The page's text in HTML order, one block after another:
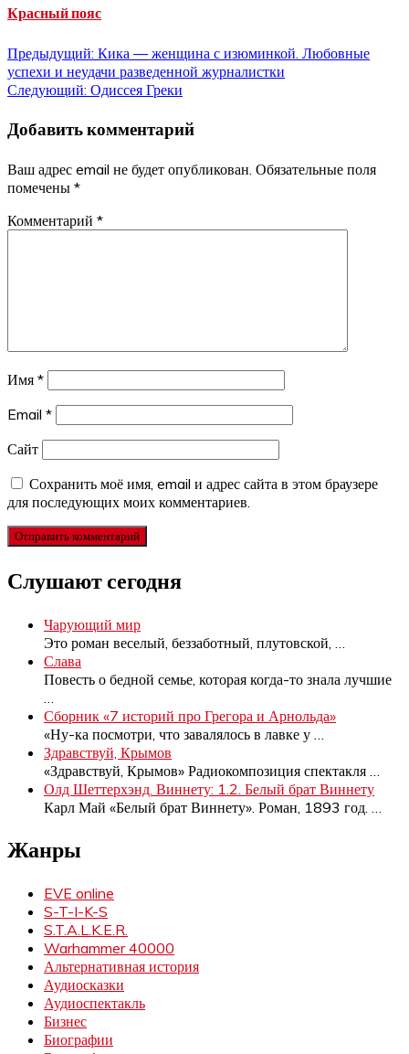
Красный пояс
Навигация
по
записям
Предыдущий: Кика — женщина с изюминкой. Любовные
успехи и неудачи разведенной журналистки
Следующий: Одиссея Греки
Добавить комментарий
Ваш адрес email не будет опубликован. Обязательные поля
помечены *
Комментарий *
Имя *
Email *
Сайт
Сохранить моё имя, email и адрес сайта в этом браузере
для последующих моих комментариев.
Слушают сегодня
Чарующий мир
Это роман веселый, беззаботный, плутовской,
Слава
Повесть о бедной семье, которая когда-то знала лучшие
Сборник «7 историй про Грегора и Арнольда»
«Ну-ка посмотри, что завалялось в лавке у
Здравствуй, Крымов
«Здравствуй, Крымов» Радиокомпозиция спектакля
Олд Шеттерхэнд. Виннету: 1.2. Белый брат Виннету
Карл Май «Белый брат Виннету». Роман, 1893 год.
Жанры
EVE online
S-T-I-K-S
S.T.A.L.K.E.R.
Warhammer 40000
Альтернативная история
Аудиосказки
Аудиоспектакль
Бизнес
Биографии